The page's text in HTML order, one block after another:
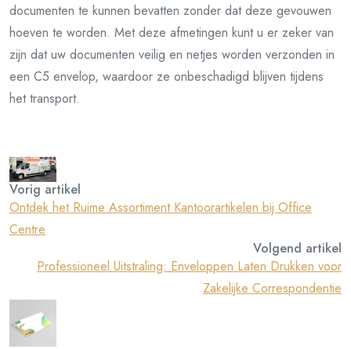
documenten te kunnen bevatten zonder dat deze gevouwen
hoeven te worden. Met deze afmetingen kunt u er zeker van
zijn dat uw documenten veilig en netjes worden verzonden in
een C5 envelop, waardoor ze onbeschadigd blijven tijdens
het transport.
Vorig artikel
Ontdek het Ruime Assortiment Kantoorartikelen bij Office
Centre
Volgend artikel
Professioneel Uitstraling: Enveloppen Laten Drukken voor
Zakelijke Correspondentie